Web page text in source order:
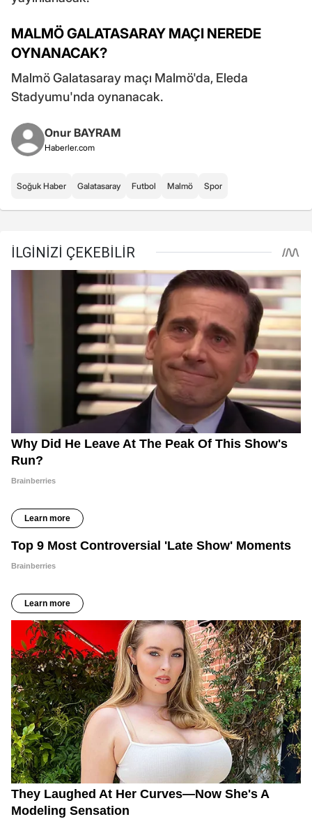
MALMÖ GALATASARAY MAÇI NEREDE
OYNANACAK?
Malmö Galatasaray maçı Malmö'da, Eleda
Stadyumu'nda oynanacak.
Onur BAYRAM
Haberler.com
Soğuk Haber Galatasaray Futbol Malmö Spor